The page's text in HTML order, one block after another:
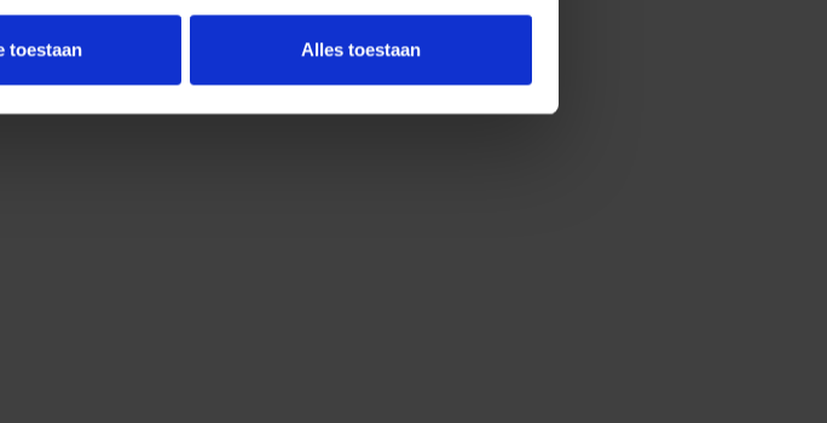
toestaan Alles toestaan